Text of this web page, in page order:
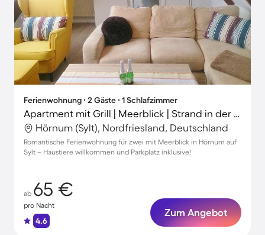
Ferienwohnung ∙ 2 Gäste ∙ 1 Schlafzimmer
Apartment mit Grill | Meerblick | Strand in der Nähe | Haustierfreundlich
Hörnum (Sylt), Nordfriesland, Deutschland
Romantische Ferienwohnung für zwei mit Meerblick in Hörnum auf
Sylt – Haustiere willkommen und Parkplatz inklusive!
ab 65 €
pro Nacht
4.6
Zum Angebot